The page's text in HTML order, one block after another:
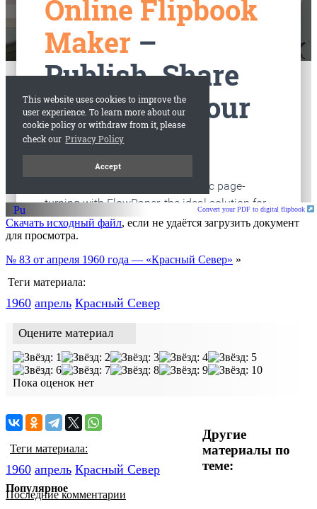
старые газеты
Convert your PDF to digital flipbook
Скачать исходный файл, если не удаётся загрузить документ
для просмотра.
№ 83 от апреля 1960 года — «Красный Север» »
Теги материала:
1960 апрель Красный Cевер
Оцените материал
Пока оценок нет
Другие
материалы по
теме:
Теги материала:
1960 апрель Красный Cевер
Последние комментарии
Популярное